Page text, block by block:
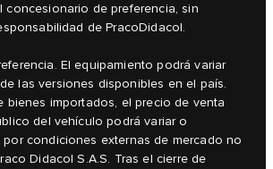
concesionario de preferencia, sin
de PracoDidacol.
El equipamiento podrá variar
las versiones disponibles en el país.
bienes importados, el precio de venta
del vehículo podrá variar o
por condiciones externas de mercado no
Didacol S.A.S. Tras el cierre de